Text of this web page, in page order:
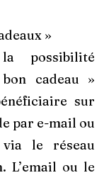
»
possibilité
cadeau »
sur
par e-mail ou
le réseau
L’email ou le